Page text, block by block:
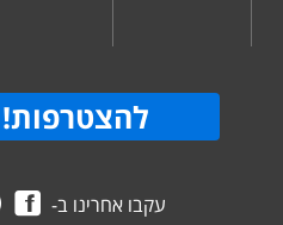
להצטרפות!
עקבו אחרינו ב-